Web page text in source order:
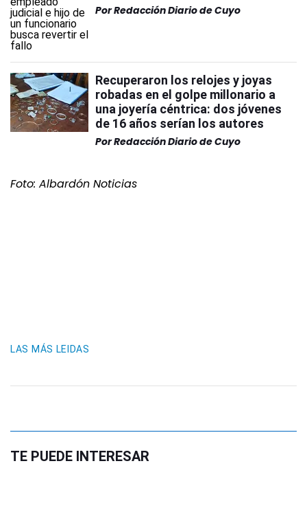
PorRedacción Diario de Cuyo
Recuperaron los relojes y joyas
robadas en el golpe millonario a
una joyería céntrica: dos jóvenes
de 16 años serían los autores
PorRedacción Diario de Cuyo
Foto: Albardón Noticias
LAS MÁS LEIDAS
TE PUEDE INTERESAR